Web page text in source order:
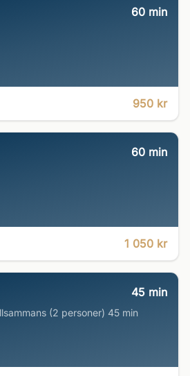
60 min
950 kr
60 min
1 050 kr
45 min
För er som vill träna tillsammans (2 personer) 45 min